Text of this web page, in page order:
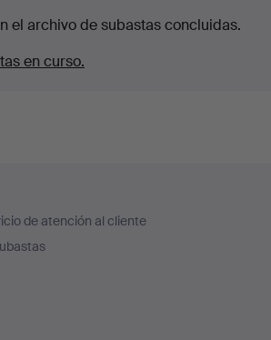
el archivo de subastas concluidas.
en curso.
de atención al cliente